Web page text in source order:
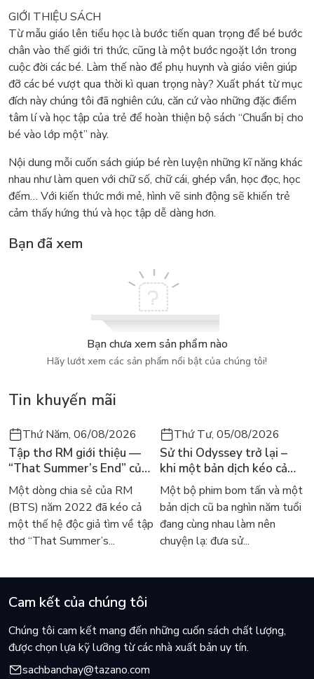
GIỚI THIỆU SÁCH
Từ mẫu giáo lên tiểu học là bước tiến quan trọng để bé bước
chân vào thế giới tri thức, cũng là một bước ngoặt lớn trong
cuộc đời các bé. Làm thế nào để phụ huynh và giáo viên giúp
đỡ các bé vượt qua thời kì quan trọng này? Xuất phát từ mục
đích này chúng tôi đã nghiên cứu, căn cứ vào những đặc điểm
tâm lí và học tập của trẻ để hoàn thiện bộ sách “Chuẩn bị cho
bé vào lớp một” này.
Nội dung mỗi cuốn sách giúp bé rèn luyện những kĩ năng khác
nhau như làm quen với chữ số, chữ cái, ghép vần, học đọc, học
đếm… Với kiến thức mới mẻ, hình vẽ sinh động sẽ khiến trẻ
cảm thấy hứng thú và học tập dễ dàng hơn.
Bạn đã xem
Bạn chưa xem sản phẩm nào
Hãy lướt xem các sản phẩm nổi bật của chúng tôi!
Tin khuyến mãi
Thứ Năm, 06/08/2026
Tập thơ RM giới thiệu —
“That Summer’s End” của
Lee Seong-bok ra mắt bản
tiếng Anh sau 4 năm gây
sốt
Một dòng chia sẻ của RM
(BTS) năm 2022 đã kéo cả
một thế hệ độc giả tìm về tập
thơ “That Summer’s...
Thứ Tư, 05/08/2026
Sử thi Odyssey trở lại –
khi một bản dịch kéo cả
thế giới về với văn học
kinh điển
Một bộ phim bom tấn và một
bản dịch cũ ba nghìn năm tuổi
đang cùng nhau làm nên
chuyện lạ: đưa sử...
Cam kết của chúng tôi
Chúng tôi cam kết mang đến những cuốn sách chất lượng,
được chọn lựa kỹ lưỡng từ các nhà xuất bản uy tín.
sachbanchay@tazano.com